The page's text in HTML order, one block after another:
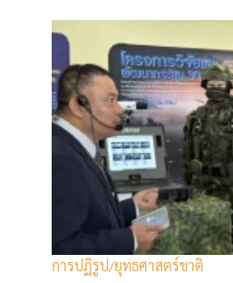
การปฏิรูป/ยุทธศาสตร์ชาติ
เริ่มวัฏจักรการลดอัตราดอกเบี้ย ซึ่งธนา
ลดอัตราดอกเบี้ยไปเมื่อเดือนกันยายนที่
ของตลาดแรงงานสหรัฐ นอกจากนี้ จีนยั
เศรษฐกิจชุดใหญ่ ที่มีทั้งนโยบายการเงิน
หยุดการชะลอตัวของเศรษฐกิจได้ ทำให้
ตามเป้า แต่ในภาคอสังหาฯ ที่มีปัญหาม
ต้องใช้มาตรการที่เข้มข้นมากกว่าปัจจุบัน
อย่างไรก็ตาม ราคาหุ้นได้รับรู้ข่าวดีต่าง
หุ้นทั่วโลกอยู่ที่ระดับ Forward P/E
ยาวที่ 17.0 เท่า จึงมองว่า Upside การ